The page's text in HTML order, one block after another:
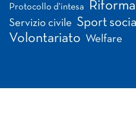
Protocollo d'intesa
Servizio civile Sport
Volontariato Welfare